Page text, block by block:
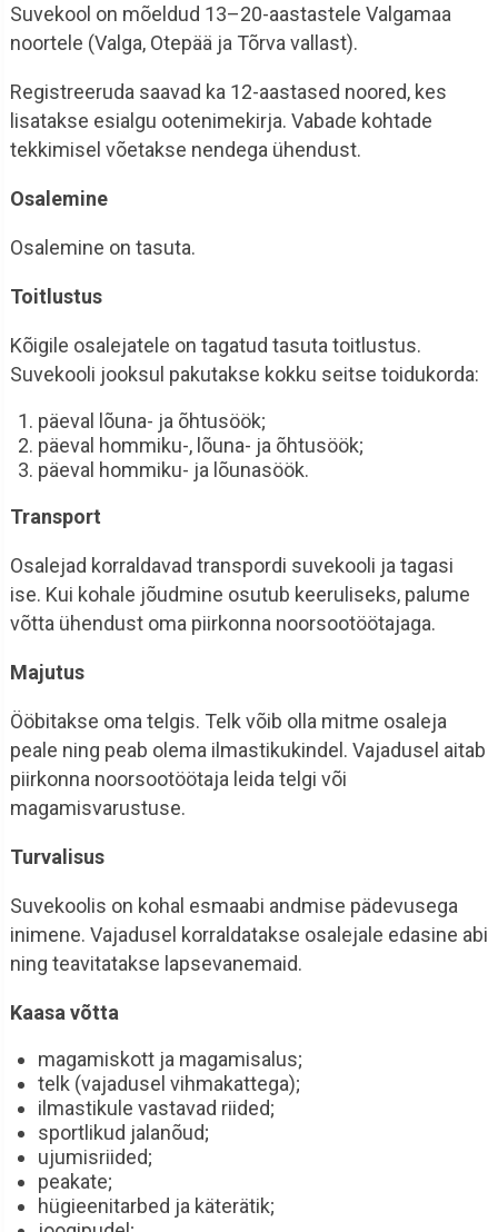
Suvekool on mõeldud 13–20-aastastele Valgamaa
noortele (Valga, Otepää ja Tõrva vallast).
Registreeruda saavad ka 12-aastased noored, kes
lisatakse esialgu ootenimekirja. Vabade kohtade
tekkimisel võetakse nendega ühendust.
Osalemine
Osalemine on tasuta.
Toitlustus
Kõigile osalejatele on tagatud tasuta toitlustus.
Suvekooli jooksul pakutakse kokku seitse toidukorda:
päeval lõuna- ja õhtusöök;
päeval hommiku-, lõuna- ja õhtusöök;
päeval hommiku- ja lõunasöök.
Transport
Osalejad korraldavad transpordi suvekooli ja tagasi
ise. Kui kohale jõudmine osutub keeruliseks, palume
võtta ühendust oma piirkonna noorsootöötajaga.
Majutus
Ööbitakse oma telgis. Telk võib olla mitme osaleja
peale ning peab olema ilmastikukindel. Vajadusel aitab
piirkonna noorsootöötaja leida telgi või
magamisvarustuse.
Turvalisus
Suvekoolis on kohal esmaabi andmise pädevusega
inimene. Vajadusel korraldatakse osalejale edasine abi
ning teavitatakse lapsevanemaid.
Kaasa võtta
magamiskott ja magamisalus;
telk (vajadusel vihmakattega);
ilmastikule vastavad riided;
sportlikud jalanõud;
ujumisriided;
peakate;
hügieenitarbed ja käterätik;